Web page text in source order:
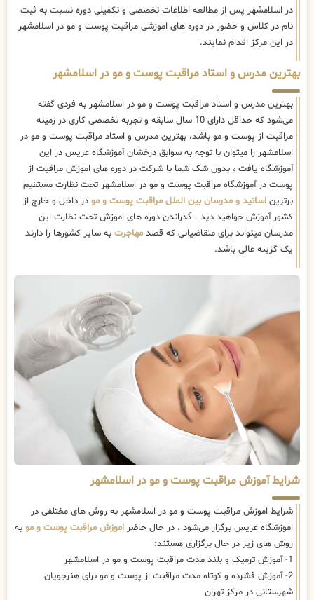
در اسلامشهر پس از مطالعه اطلاعات تخصصی و تکمیلی دوره نسبت به ثبت
نام در کلاس و حضور در دوره های اموزشی مراقبت پوست و مو در اسلامشهر
در این مرکز اقدام نمایند.
بهترین مدرس و استاد مراقبت پوست و مو در اسلامشهر
بهترین مدرس و استاد مراقبت پوست و مو در اسلامشهر به فردی گفته
می‌شود که حداقل دارای 10 سال سابقه و تجربه تخصصی کاری در زمینه
مراقبت از پوست و مو باشد، بهترین مدرس و استاد مراقبت پوست و مو در
اسلامشهر را میتوان با توجه به سوابق درخشان آموزشگاه عریس در این
آموزشگاه یافت ، بدون شک شما با شرکت در دوره های اموزش مراقبت از
پوست در آموزشگاه مراقبت پوست و مو در اسلامشهر تحت نظارت مستقیم
برترین اساتید و مدرسان بین الملل مراقبت پوست و مو در داخل و خارج از
کشور آموزش خواهید دید . گذراندن دوره های اموزش تحت نظارت این
مدرسان میتواند برای متقاضیانی که قصد مهاجرت به سایر کشورها را دارند
یک گزینه عالی باشد.
شرایط آموزش مراقبت پوست و مو در اسلامشهر
شرایط اموزش مراقبت پوست و مو در اسلامشهر به روش های مختلفی در
اموزشگاه عریس برگزار می‌شود ، در حال حاضر اموزش مراقبت پوست و مو به
روش های زیر در حال برگزاری هستند:
1- آموزش ترمیک و بلند مدت مراقبت پوست و مو در اسلامشهر
2- آموزش فشرده و کوتاه مدت مراقبت از پوست و مو برای هنرجویان
شهرستانی در مرکز تهران